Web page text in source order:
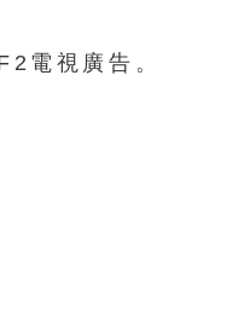
電視廣告。